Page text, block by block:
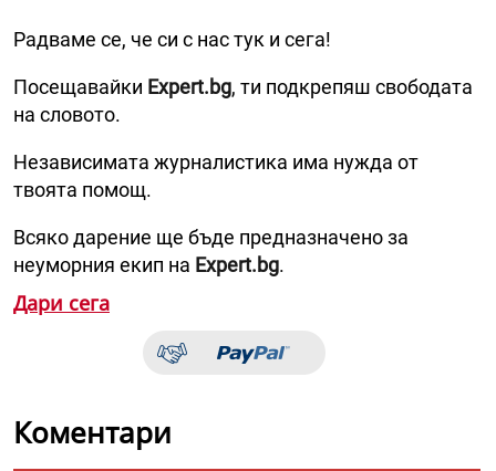
Радваме се, че си с нас тук и сега!
Посещавайки Expert.bg, ти подкрепяш свободата
на словото.
Независимата журналистика има нужда от
твоята помощ.
Всяко дарение ще бъде предназначено за
неуморния екип на Expert.bg.
Дари сега
Коментари